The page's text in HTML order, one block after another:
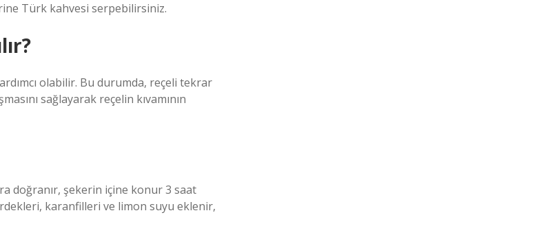
Türk kahvesi serpebilirsiniz.
olabilir. Bu durumda, reçeli tekrar
sağlayarak reçelin kıvamının
doğranır, şekerin içine konur 3 saat
karanfilleri ve limon suyu eklenir,